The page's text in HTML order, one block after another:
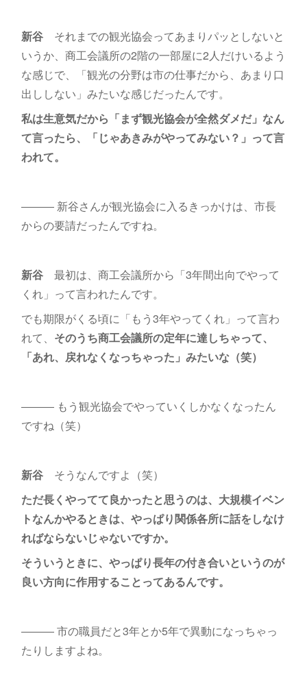
新谷それまでの観光協会ってあまりパッとしないと
いうか、商工会議所の2階の一部屋に2人だけいるよう
な感じで、「観光の分野は市の仕事だから、あまり口
出ししない」みたいな感じだったんです。
私は生意気だから「まず観光協会が全然ダメだ」なん
て言ったら、「じゃあきみがやってみない？」って言
われて。
――― 新谷さんが観光協会に入るきっかけは、市長
からの要請だったんですね。
新谷最初は、商工会議所から「3年間出向でやって
くれ」って言われたんです。
でも期限がくる頃に「もう3年やってくれ」って言わ
れて、 そのうち商工会議所の定年に達しちゃって、
「あれ、戻れなくなっちゃった」みたいな（笑）
――― もう観光協会でやっていくしかなくなったん
ですね（笑）
新谷そうなんですよ（笑）
ただ長くやってて良かったと思うのは、大規模イベン
トなんかやるときは、やっぱり関係各所に話をしなけ
ればならないじゃないですか。
そういうときに、やっぱり長年の付き合いというのが
良い方向に作用することってあるんです。
――― 市の職員だと3年とか5年で異動になっちゃっ
たりしますよね。